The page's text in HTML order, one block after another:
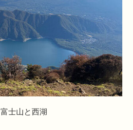
富士山と西湖